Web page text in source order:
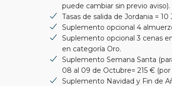
puede cambiar sin previo aviso).
Tasas de salida de Jordania = 10
Suplemento opcional 4
Suplemento opcional 3 cenas
en categoría Oro.
Suplemento Semana Santa
08 al 09 de Octubre= 215 €
Suplemento Navidad y Fin de